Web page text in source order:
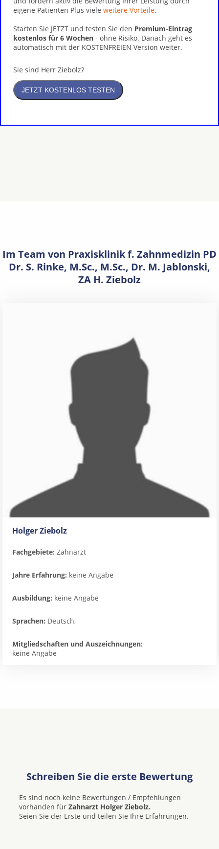
eigene Patienten Plus viele weitere Vorteile.
Starten Sie JETZT und testen Sie den Premium-Eintrag
kostenlos für 6 Wochen - ohne Risiko. Danach geht es
automatisch mit der KOSTENFREIEN Version weiter.
Sie sind Herr Ziebolz?
Im Team von Praxisklinik f. Zahnmedizin PD
Dr. S. Rinke, M.Sc., M.Sc., Dr. M. Jablonski,
ZA H. Ziebolz
Holger Ziebolz
Fachgebiete: Zahnarzt
Jahre Erfahrung: keine Angabe
Ausbildung: keine Angabe
Sprachen: Deutsch,
Mitgliedschaften und Auszeichnungen:
keine Angabe
Schreiben Sie die erste Bewertung
Es sind noch keine Bewertungen / Empfehlungen
vorhanden für Zahnarzt Holger Ziebolz.
Seien Sie der Erste und teilen Sie Ihre Erfahrungen.